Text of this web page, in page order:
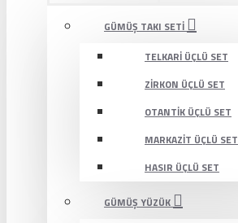
GÜMÜŞ TAKI SETI
TELKARI ÜÇLÜ SET
ZIRKON ÜÇLÜ SET
OTANTIK ÜÇLÜ SET
MARKAZIT ÜÇLÜ SET
HASIR ÜÇLÜ SET
GÜMÜŞ YÜZÜK